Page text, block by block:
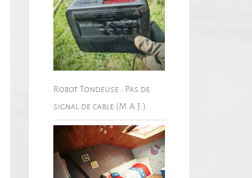
Robot Tondeuse : Pas de
signal de cable (M.A.J.)